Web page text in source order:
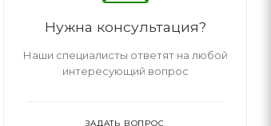
Нужна консультация?
Наши специалисты ответят на любой
интересующий вопрос
ЗАДАТЬ ВОПРОС